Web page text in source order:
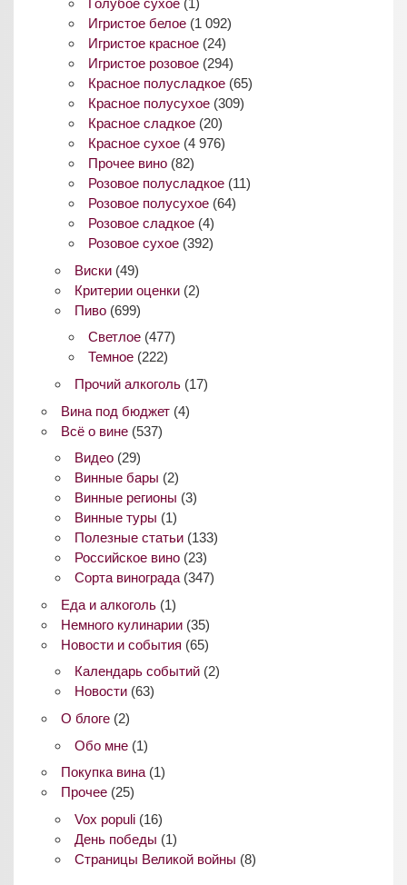
Голубое сухое (1)
Игристое белое (1 092)
Игристое красное (24)
Игристое розовое (294)
Красное полусладкое (65)
Красное полусухое (309)
Красное сладкое (20)
Красное сухое (4 976)
Прочее вино (82)
Розовое полусладкое (11)
Розовое полусухое (64)
Розовое сладкое (4)
Розовое сухое (392)
Виски(49)
Критерии оценки(2)
Пиво(699)
Светлое (477)
Темное (222)
Прочий алкоголь(17)
Вина под бюджет(4)
Всё о вине(537)
Видео(29)
Винные бары (2)
Винные регионы (3)
Винные туры (1)
Полезные статьи(133)
Российское вино(23)
Сорта винограда(347)
Еда и алкоголь(1)
Немного кулинарии(35)
Новости и события (65)
Календарь событий(2)
Новости(63)
О блоге(2)
Обо мне(1)
Покупка вина(1)
Прочее(25)
Vox populi(16)
День победы (1)
Страницы Великой войны (8)